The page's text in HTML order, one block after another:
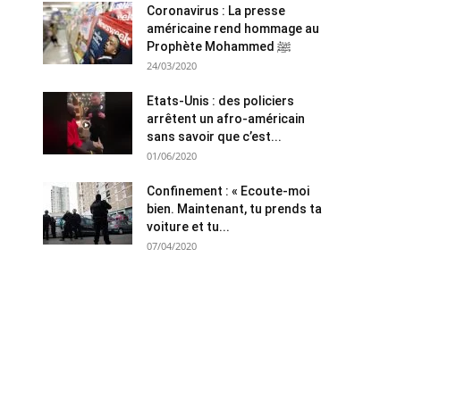
Coronavirus : La presse
américaine rend hommage au
Prophète Mohammed ﷺ
24/03/2020
Etats-Unis : des policiers
arrêtent un afro-américain
sans savoir que c’est...
01/06/2020
Confinement : « Ecoute-moi
bien. Maintenant, tu prends ta
voiture et tu...
07/04/2020